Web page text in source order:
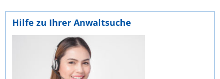
Hilfe zu Ihrer Anwaltsuche